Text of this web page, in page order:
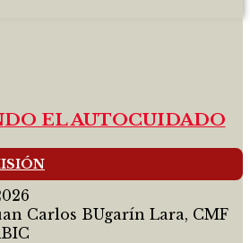
EL AUTOCUIDADO
Carlos BUgarín Lara, CMF